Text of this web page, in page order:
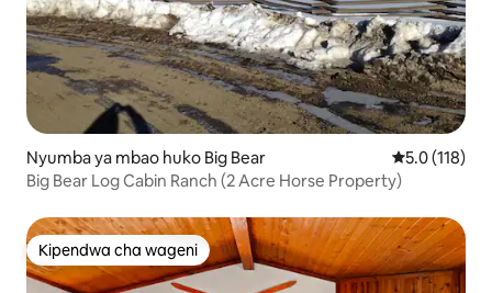
Nyumba ya mbao huko Big Bear Ukadiriaji wa
5.0 (118)
Big Bear Log Cabin Ranch (2 Acre Horse Property)
Kipendwa cha wageni
Kipendwa cha wageni